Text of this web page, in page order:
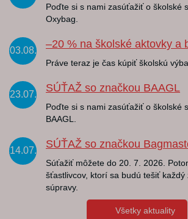
Poďte si s nami zasúťažiť o školské
Oxybag.
03.08.
–20 % na školské aktovky a
Práve teraz je čas kúpiť školskú
23.07.
SÚŤAŽ so značkou BAAGL
Poďte si s nami zasúťažiť o školské
BAAGL.
14.07.
SÚŤAŽ so značkou
Súťažiť môžete do 20. 7. 2026.
šťastlivcov, ktorí sa budú tešiť každý
súpravy.
Všetky aktuality